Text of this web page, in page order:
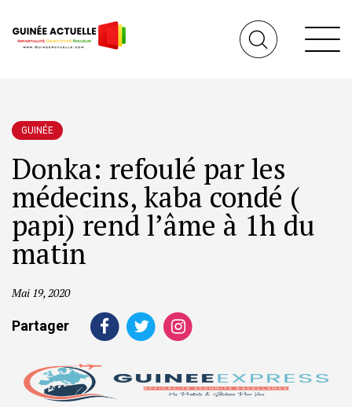
GUINÉE
Donka: refoulé par les
médecins, kaba condé (
papi) rend l’âme à 1h du
matin
Mai 19, 2020
Partager